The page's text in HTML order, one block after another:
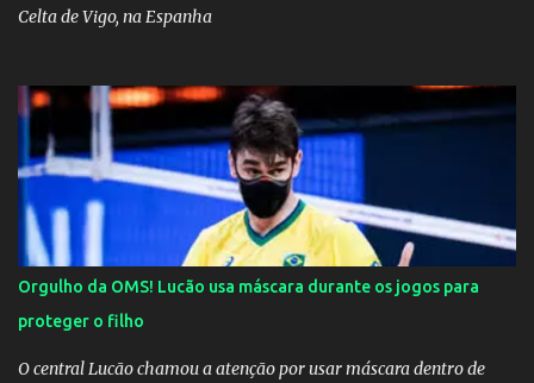
Celta de Vigo, na Espanha
Orgulho da OMS! Lucão usa máscara durante os jogos para
proteger o filho
O central Lucão chamou a atenção por usar máscara dentro de